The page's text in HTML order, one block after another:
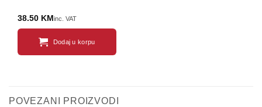
38.50 KMinc. VAT
Dodaj u korpu
POVEZANI PROIZVODI